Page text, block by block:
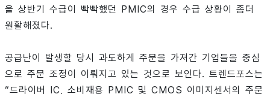
올 상반기 수급이 빡빡했던 PMIC의 경우 수급 상황이 좀더
원활해졌다.
공급난이 발생할 당시 과도하게 주문을 가져간 기업들을 중심
으로 주문 조정이 이뤄지고 있는 것으로 보인다. 트렌드포스는
“드라이버 IC, 소비재용 PMIC 및 CMOS 이미지센서의 주문